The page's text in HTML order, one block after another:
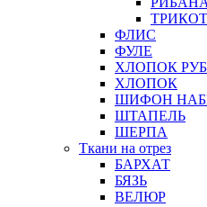
ФЛИС
ФУЛЕ
ХЛОПОК
ХЛОПОК
ШИФОН
ШТАПЕЛЬ
ШЕРПА
Ткани на отрез
БАРХАТ
БЯЗЬ
ВЕЛЮР